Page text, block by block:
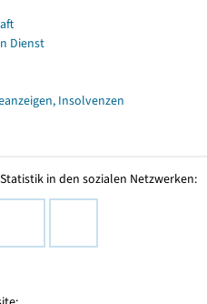
Dienst
Insolvenzen
in den sozialen Netzwerken: